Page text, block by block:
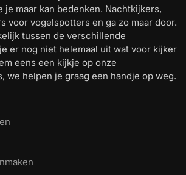
je maar kan bedenken. Nachtkijkers,
voor vogelspotters en ga zo maar door.
tussen de verschillende
er nog niet helemaal uit wat voor kijker
eens een kijkje op onze
we helpen je graag een handje op weg.